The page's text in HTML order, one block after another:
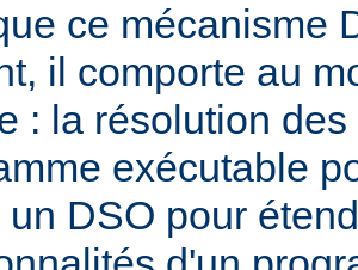
ce mécanisme
il comporte au
: la résolution
exécutable
un DSO pour